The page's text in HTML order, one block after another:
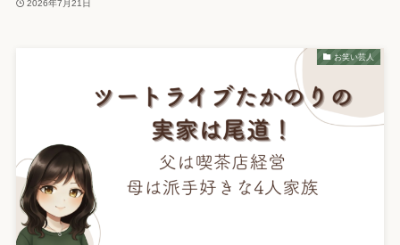
2026年7月21日
お笑い芸人